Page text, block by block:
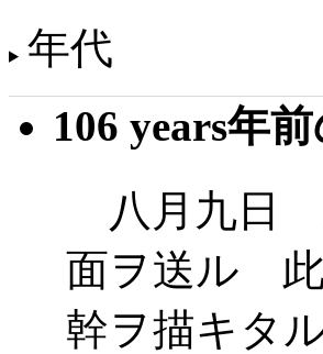
年代
106 years年
八月九日
面ヲ送ル 此
幹ヲ描キタ